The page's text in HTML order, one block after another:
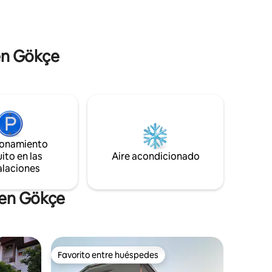
Gökçe
en las
Aire acondicionado
Gökçe
Favorito entre huéspedes
Favorito entre huéspedes